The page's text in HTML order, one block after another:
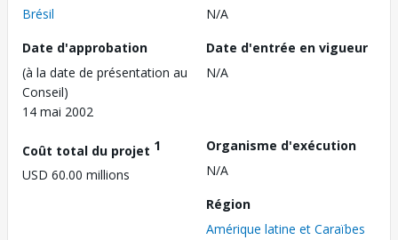
Brésil
N/A
Date d'approbation
(à la date de présentation au
Conseil)
14 mai 2002
Date d'entrée en vigueur
N/A
Coût total du projet 1
USD 60.00 millions
Organisme d'exécution
N/A
Région
Amérique latine et Caraïbes